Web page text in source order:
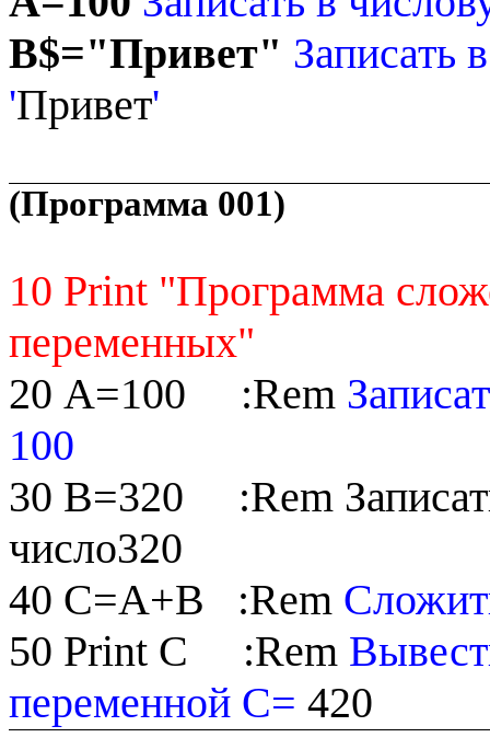
B$="Привет" Записать
'Привет'
(Программа 001)
10 Print "Программа
переменных"
20 A=100 :Rem
100
30 B=320 :Rem
число320
40 C=A+B :Rem
50 Print C :Rem
переменной C= 420